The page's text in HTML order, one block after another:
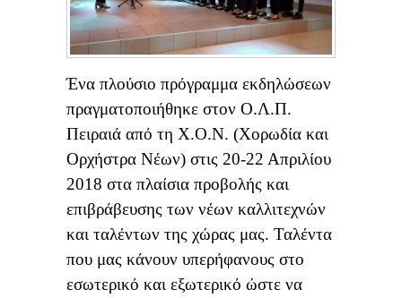
Ένα πλούσιο πρόγραμμα εκδηλώσεων
πραγματοποιήθηκε στον Ο.Λ.Π.
Πειραιά από τη Χ.Ο.Ν. (Χορωδία και
Ορχήστρα Νέων) στις 20-22 Απριλίου
2018 στα πλαίσια προβολής και
επιβράβευσης των νέων καλλιτεχνών
και ταλέντων της χώρας μας. Ταλέντα
που μας κάνουν υπερήφανους στο
εσωτερικό και εξωτερικό ώστε να